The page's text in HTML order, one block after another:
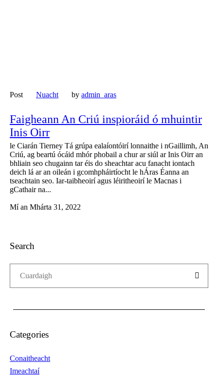
Post Nuacht by admin_aras
Faigheann An Criú inspioráid ó mhuintir
Inis Oirr
le Ciarán Tierney Tá grúpa ealaíontóirí lonnaithe i nGaillimh, An
Criú, ag beartú ócáid ​​mhór phobail a chur ar siúl ar Inis Oirr an
bhliain seo chugainn tar éis do sheachtar acu fanacht iontach
deich lá ar an oileán i gcomhpháirtíocht le hÁras Éanna an
tseachtain seo. Iar-taibheoirí agus léiritheoirí le Macnas i
gCathair na...
Mí an Mhárta 31, 2022
Search
Categories
Conaitheacht
Imeachtaí